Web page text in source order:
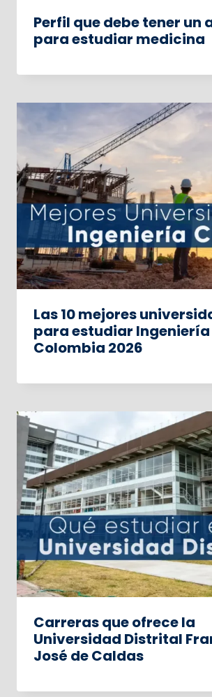
Perfil que debe tener un
para estudiar medicina
Las 10 mejores
para estudiar Ingeniería
Colombia 2026
Carreras que ofrece la
Universidad Distrital
José de Caldas